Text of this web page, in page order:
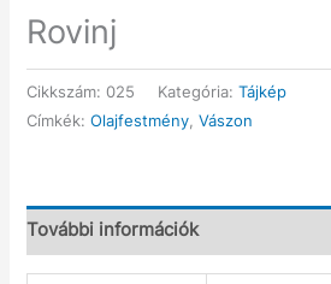
Rovinj
Cikkszám:025 Kategória:Tájkép
Címkék:Olajfestmény,Vászon
További információk